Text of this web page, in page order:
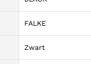
FALKE
Zwart